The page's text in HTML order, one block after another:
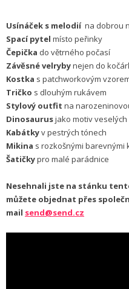
Usínáček s melodií na dobrou
Spací pytel místo peřinky
Čepička do větrného počasí
Závěsné velrybynejen do
Kostka s patchworkovým
Tričko s dlouhým rukávem
Stylový outfit na
Dinosaurusjako motiv
Kabátkyv pestrých tónech
Mikina s rozkošnými barevnými
Šatičkypro malé parádnice
Nesehnali jste na stánku
můžete objednat přes
mail send@send.cz